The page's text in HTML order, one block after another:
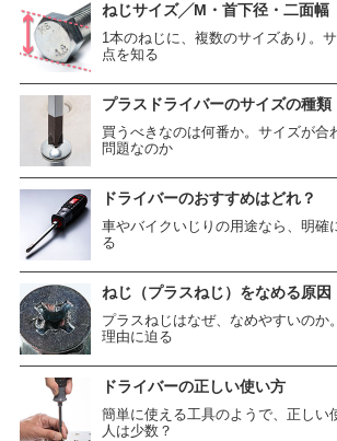
ねじサイズ╱M・首下径・二面幅
1本のねじに、複数のサイズあり。
点を知る
プラスドライバーのサイズの種類
買うべきなのは何番か。サイズが合
問題なのか
ドライバーのおすすめはどれ？
車やバイクいじりの用途なら、明確
る
ねじ（プラスねじ）をなめる原因
プラスねじはなぜ、なめやすいのか
理由に迫る
ドライバーの正しい使い方
簡単に使える工具のようで、正しい
人は少数？